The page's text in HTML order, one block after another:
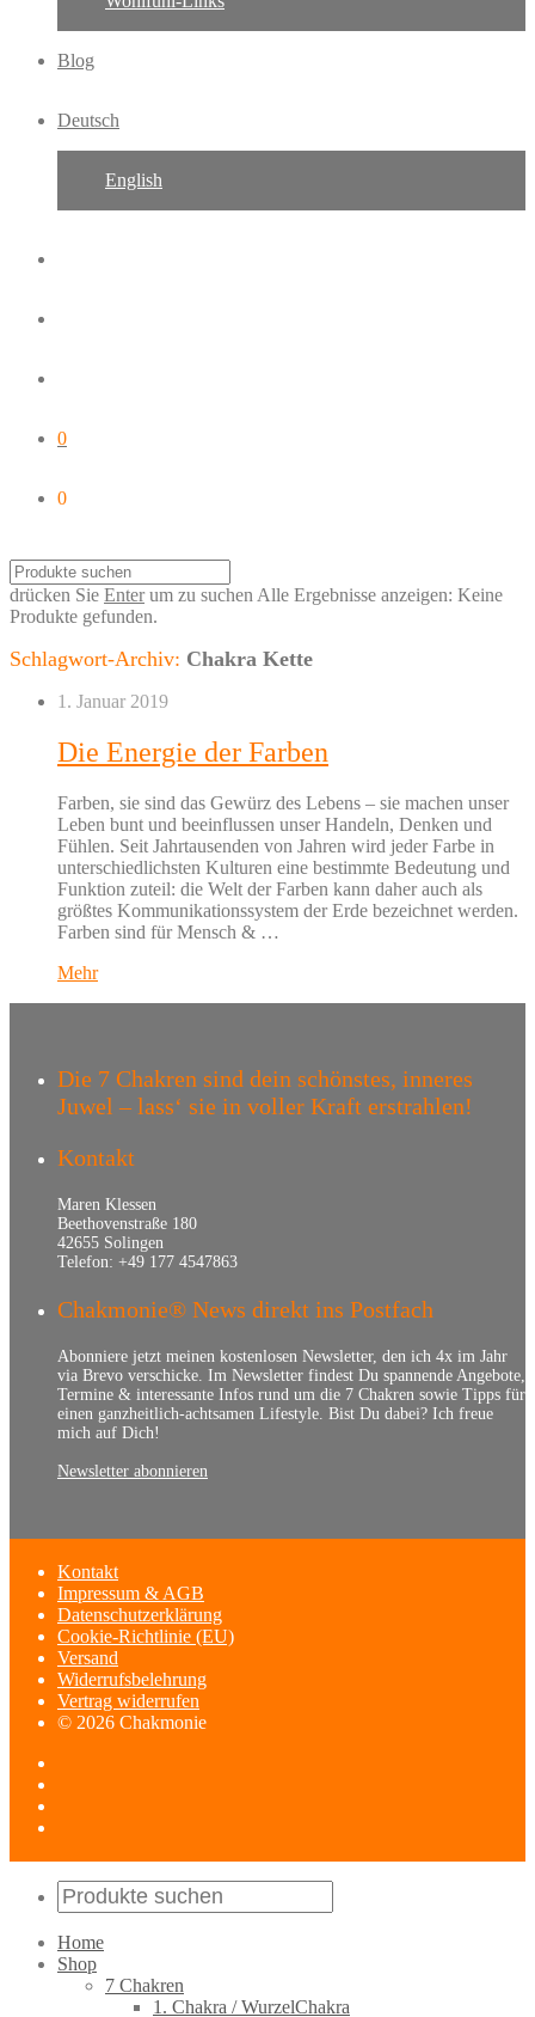
Blog
Deutsch
English
0
0
drücken Sie Enterum zu suchen Alle Ergebnisse anzeigen: Keine
Produkte gefunden.
Schlagwort-Archiv: Chakra Kette
1. Januar 2019
Die Energie der Farben
Farben, sie sind das Gewürz des Lebens – sie machen unser
Leben bunt und beeinflussen unser Handeln, Denken und
Fühlen. Seit Jahrtausenden von Jahren wird jeder Farbe in
unterschiedlichsten Kulturen eine bestimmte Bedeutung und
Funktion zuteil: die Welt der Farben kann daher auch als
größtes Kommunikationssystem der Erde bezeichnet werden.
Farben sind für Mensch & …
Mehr
Die 7 Chakren sind dein schönstes, inneres
Juwel – lass‘ sie in voller Kraft erstrahlen!
Kontakt
Maren Klessen
Beethovenstraße 180
42655 Solingen
Telefon: +49 177 4547863
Chakmonie® News direkt ins Postfach
Abonniere jetzt meinen kostenlosen Newsletter, den ich 4x im Jahr
via Brevo verschicke. Im Newsletter findest Du spannende Angebote,
Termine & interessante Infos rund um die 7 Chakren sowie Tipps für
einen ganzheitlich-achtsamen Lifestyle. Bist Du dabei? Ich freue
mich auf Dich!
Newsletter abonnieren
Kontakt
Impressum & AGB
Datenschutzerklärung
Cookie-Richtlinie (EU)
Versand
Widerrufsbelehrung
Vertrag widerrufen
© 2026 Chakmonie
Home
Shop
7 Chakren
1. Chakra / WurzelChakra